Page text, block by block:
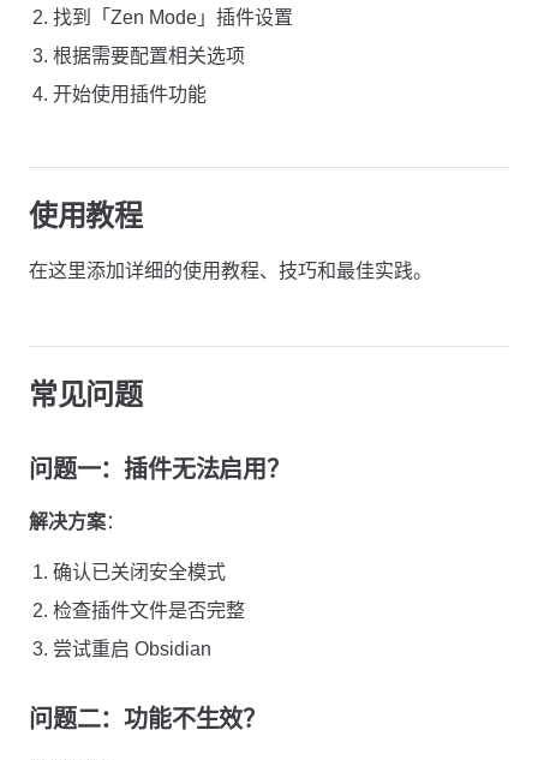
找到「Zen Mode」插件设置
根据需要配置相关选项
开始使用插件功能
使用教程
在这里添加详细的使用教程、技巧和最佳实践。
常见问题
问题一：插件无法启用？
解决方案：
确认已关闭安全模式
检查插件文件是否完整
尝试重启 Obsidian
问题二：功能不生效？